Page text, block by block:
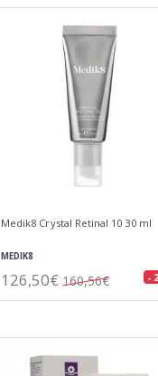
Medik8 Crystal Retinal 10 30 ml
MEDIK8
126,50€ 160,56€ -